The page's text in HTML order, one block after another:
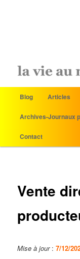
Aller
au
contenu
Blog Articles
Archives-Journaux
Contact
Vente
Mise à jour:7/12/